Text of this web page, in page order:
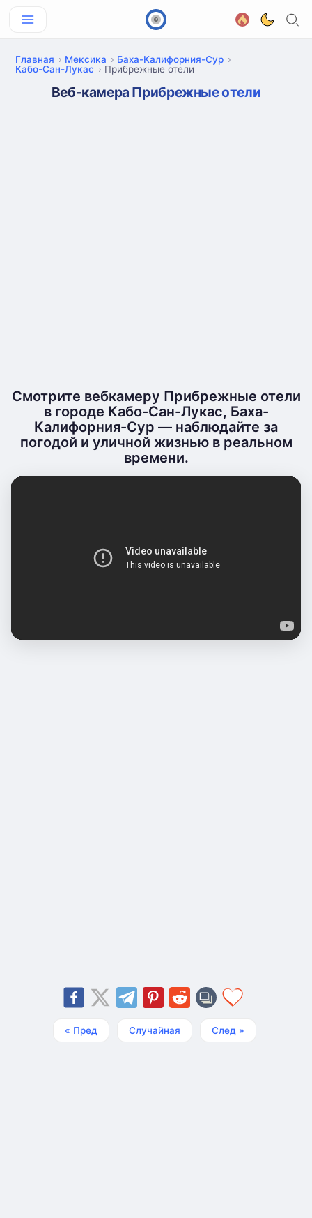
Главная Мексика
Баха-Калифорния-Сур
Кабо-Сан-Лукас
Прибрежные отели
Веб-камера Прибрежные отели
Смотрите вебкамеру Прибрежные отели
в городе Кабо-Сан-Лукас, Баха-
Калифорния-Сур — наблюдайте за
погодой и уличной жизнью в реальном
времени.
« Пред Случайная След »